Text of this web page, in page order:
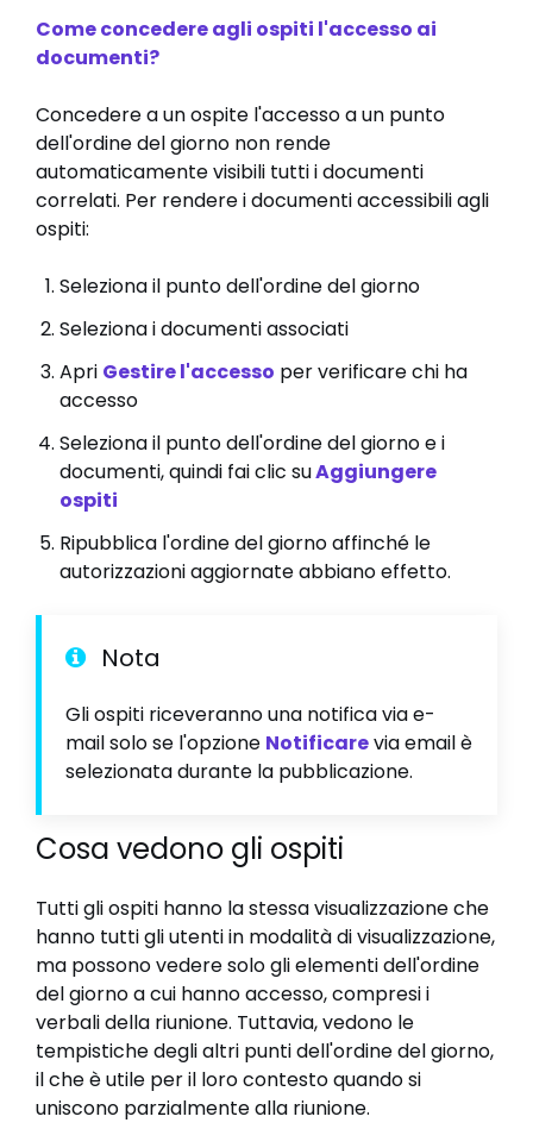
Come concedere agli ospiti l'accesso ai
documenti?
Concedere a un ospite l'accesso a un punto
dell'ordine del giorno non rende
automaticamente visibili tutti i documenti
correlati. Per rendere i documenti accessibili agli
ospiti:
Seleziona il punto dell'ordine del giorno
Seleziona i documenti associati
Apri Gestire l'accesso per verificare chi ha
accesso
Seleziona il punto dell'ordine del giorno e i
documenti, quindi fai clic suAggiungere
ospiti
Ripubblica l'ordine del giorno affinché le
autorizzazioni aggiornate abbiano effetto.
Nota
Gli ospiti riceveranno una notifica via e-
mail solo se l'opzione Notificarevia email è
selezionata durante la pubblicazione.
Cosa vedono gli ospiti
Tutti gli ospiti hanno la stessa visualizzazione che
hanno tutti gli utenti in modalità di visualizzazione,
ma possono vedere solo gli elementi dell'ordine
del giorno a cui hanno accesso, compresi i
verbali della riunione. Tuttavia, vedono le
tempistiche degli altri punti dell'ordine del giorno,
il che è utile per il loro contesto quando si
uniscono parzialmente alla riunione.